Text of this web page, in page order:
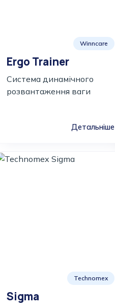
Winncare
Ergo Trainer
Система динамічного
розвантаження ваги
Детальніше
Technomex
Sigma